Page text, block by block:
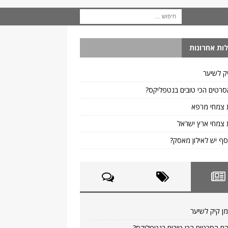
אחרונות
לשיער
הכי טובים בנטפליקס?
צמחי מרפא
צמחי ארץ ישראל
יש לאילון מאסק?
קיק לשיער